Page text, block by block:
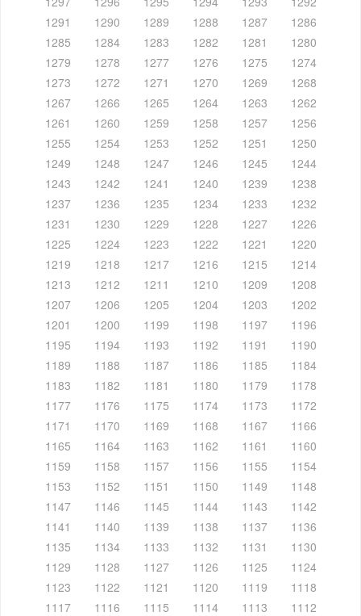
1291
1290 1289 1288 1287
1286
1285
1284 1283 1282 1281
1280
1279
1278 1277 1276 1275
1274
1273
1272 1271 1270 1269
1268
1267
1266 1265 1264 1263
1262
1261
1260 1259 1258 1257
1256
1255
1254 1253 1252 1251
1250
1249
1248 1247 1246 1245
1244
1243
1242 1241 1240 1239
1238
1237
1236 1235 1234 1233
1232
1231
1230 1229 1228 1227
1226
1225
1224 1223 1222 1221
1220
1219
1218 1217 1216 1215
1214
1213
1212 1211 1210 1209
1208
1207
1206 1205 1204 1203
1202
1201
1200 1199 1198 1197
1196
1195
1194 1193 1192 1191
1190
1189
1188 1187 1186 1185
1184
1183
1182 1181 1180 1179
1178
1177
1176 1175 1174 1173
1172
1171
1170 1169 1168 1167
1166
1165
1164 1163 1162 1161
1160
1159
1158 1157 1156 1155
1154
1153
1152 1151 1150 1149
1148
1147
1146 1145 1144 1143
1142
1141
1140 1139 1138 1137
1136
1135
1134 1133 1132 1131
1130
1129
1128 1127 1126 1125
1124
1123
1122 1121 1120 1119
1118
1117
1116 1115 1114 1113
1112